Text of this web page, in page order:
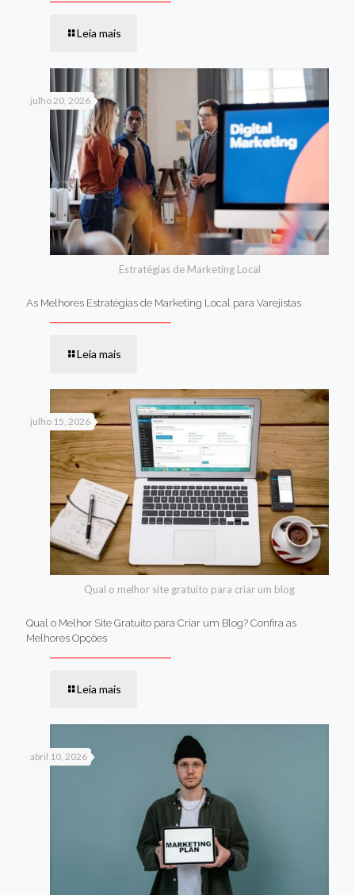
Leia mais
Estratégias de Marketing Local
julho 20, 2026
As Melhores Estratégias de Marketing Local para Varejistas
Leia mais
Qual o melhor site gratuito para criar um blog
julho 15, 2026
Qual o Melhor Site Gratuito para Criar um Blog? Confira as
Melhores Opções
Leia mais
abril 10, 2026